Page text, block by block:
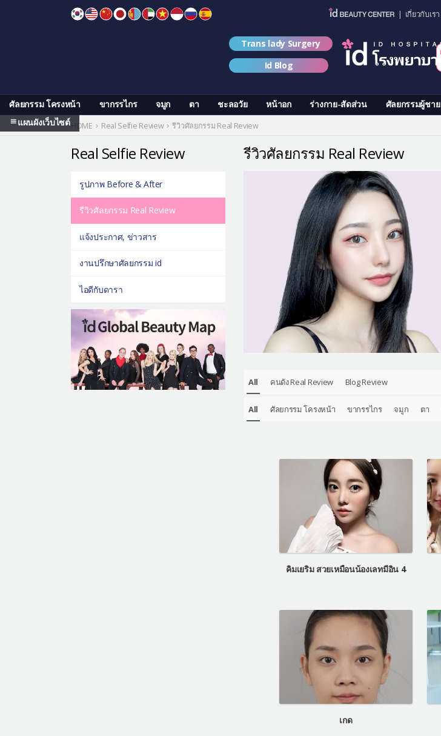
| เกี่ยวกับเรา
ศัลยกรรม โครงหน้า ขากรรไกร จมูก ตา ชะลอวัย หน้าอก ร่างกาย-สัดส่วน ศัลยกรรมผู้ชาย
แผนผังเว็บไซต์
Trans lady Surgery
Id Blog
HOME Real Selfie Review รีวิวศัลยกรรม Real Review
รีวิวศัลยกรรม Real Review
All คนดัง Real Review Blog Review
All ศัลยกรรม โครงหน้า ขากรรไกร จมูก ตา
คิมเยริม สวยเหมือนน้องเลทมีอิน 4
เกด
Real Selfie Review
รูปภาพ Before & After
รีวิวศัลยกรรม Real Review
แจ้งประกาศ, ข่าวสาร
งานปรึกษาศัลยกรรม id
ไอดีกับดารา